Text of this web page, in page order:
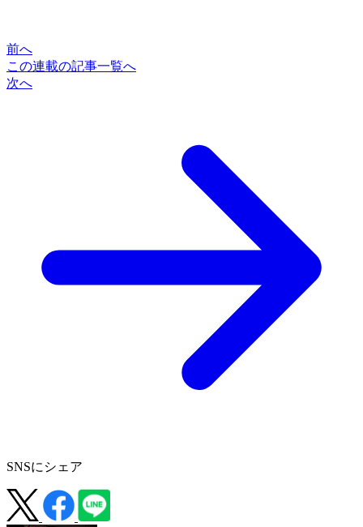
前へ
この連載の記事一覧へ
次へ
SNSにシェア